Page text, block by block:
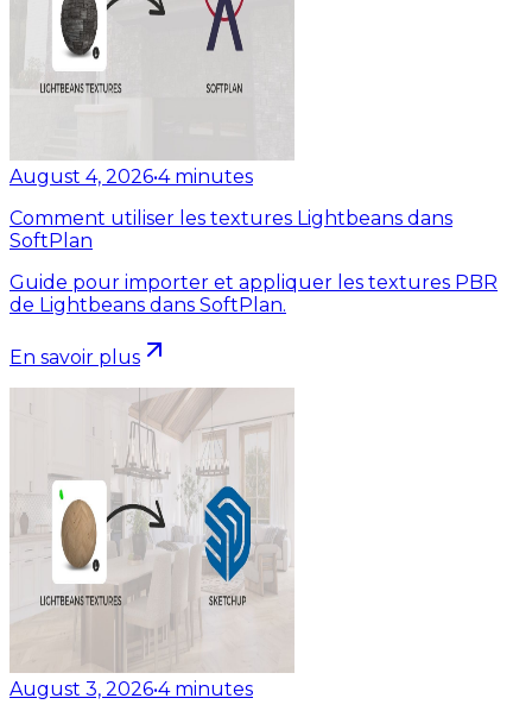
August 4, 2026•4 minutes
Comment utiliser les textures Lightbeans dans
SoftPlan
Guide pour importer et appliquer les textures PBR
de Lightbeans dans SoftPlan.
En savoir plus
August 3, 2026•4 minutes